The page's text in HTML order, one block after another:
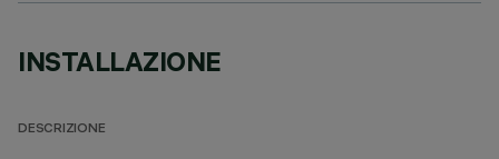
INSTALLAZIONE
DESCRIZIONE